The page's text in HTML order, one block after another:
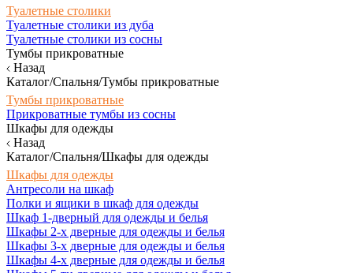
Туалетные столики
Туалетные столики из дуба
Туалетные столики из сосны
Тумбы прикроватные
Назад
Каталог/Спальня/Тумбы прикроватные
Тумбы прикроватные
Прикроватные тумбы из сосны
Шкафы для одежды
Назад
Каталог/Спальня/Шкафы для одежды
Шкафы для одежды
Антресоли на шкаф
Полки и ящики в шкаф для одежды
Шкаф 1-дверный для одежды и белья
Шкафы 2-х дверные для одежды и белья
Шкафы 3-х дверные для одежды и белья
Шкафы 4-х дверные для одежды и белья